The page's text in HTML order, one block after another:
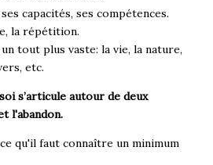
capacités, ses compétences.
la répétition.
tout plus vaste: la vie, la nature,
etc.
s’articule autour de deux
l'abandon.
qu'il faut connaître un minimum